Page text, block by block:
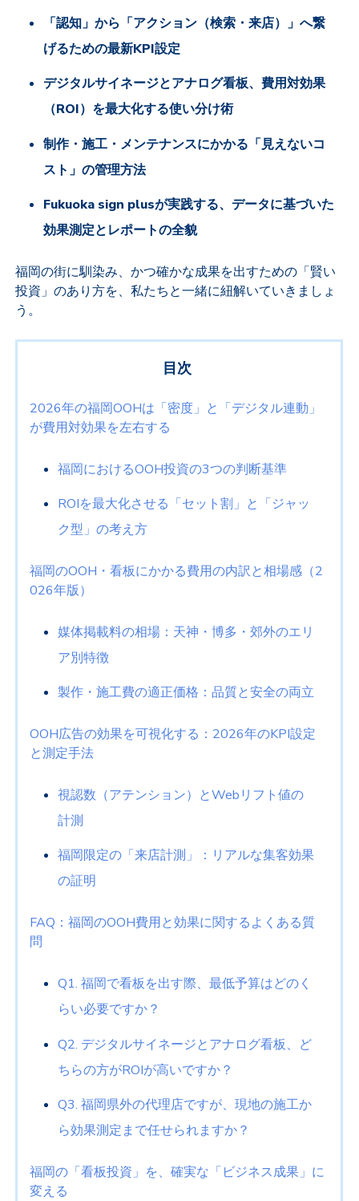
「認知」から「アクション（検索・来店）」へ繋
げるための最新KPI設定
デジタルサイネージとアナログ看板、費用対効果
（ROI）を最大化する使い分け術
制作・施工・メンテナンスにかかる「見えないコ
スト」の管理方法
Fukuoka sign plusが実践する、データに基づいた
効果測定とレポートの全貌
福岡の街に馴染み、かつ確かな成果を出すための「賢い
投資」のあり方を、私たちと一緒に紐解いていきましょ
う。
目次
2026年の福岡OOHは「密度」と「デジタル連動」
が費用対効果を左右する
福岡におけるOOH投資の3つの判断基準
ROIを最大化させる「セット割」と「ジャッ
ク型」の考え方
福岡のOOH・看板にかかる費用の内訳と相場感（2
026年版）
媒体掲載料の相場：天神・博多・郊外のエリ
ア別特徴
製作・施工費の適正価格：品質と安全の両立
OOH広告の効果を可視化する：2026年のKPI設定
と測定手法
視認数（アテンション）とWebリフト値の
計測
福岡限定の「来店計測」：リアルな集客効果
の証明
FAQ：福岡のOOH費用と効果に関するよくある質
問
Q1. 福岡で看板を出す際、最低予算はどのく
らい必要ですか？
Q2. デジタルサイネージとアナログ看板、ど
ちらの方がROIが高いですか？
Q3. 福岡県外の代理店ですが、現地の施工か
ら効果測定まで任せられますか？
福岡の「看板投資」を、確実な「ビジネス成果」に
変える